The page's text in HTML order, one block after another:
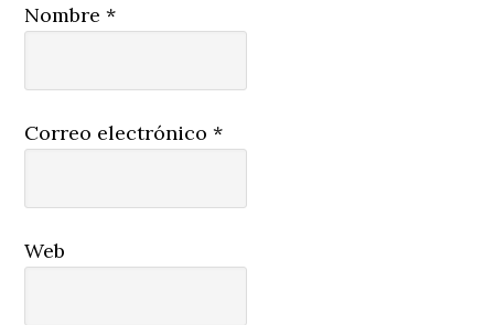
Nombre*
Correo electrónico*
Web